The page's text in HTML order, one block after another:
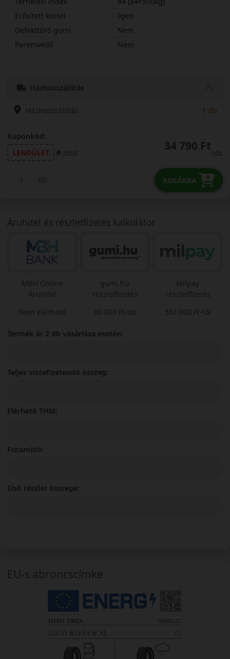
Erősített kivitel
Igen
Defekttűrő gumi
Nem
Peremvédő
Nem
Házhozszállítás
Házhozszállítás 1 db
Kuponkód:
LENDÜLET
másol 34 790 Ft
/db
db KOSÁRBA
Áruhitel és részletfizetés kalkulátor
MBH Online
Áruhitel
Nem elérhető
gumi.hu
részletfizetés
80 000 Ft-tól
Milpay
részletfizetés
501 000 Ft-tól
Termék ár 2 db vásárlása esetén:
Teljes viszafizetendő összeg:
Elérhető THM:
Futamidő:
Első részlet összege:
EU-s abroncscímke